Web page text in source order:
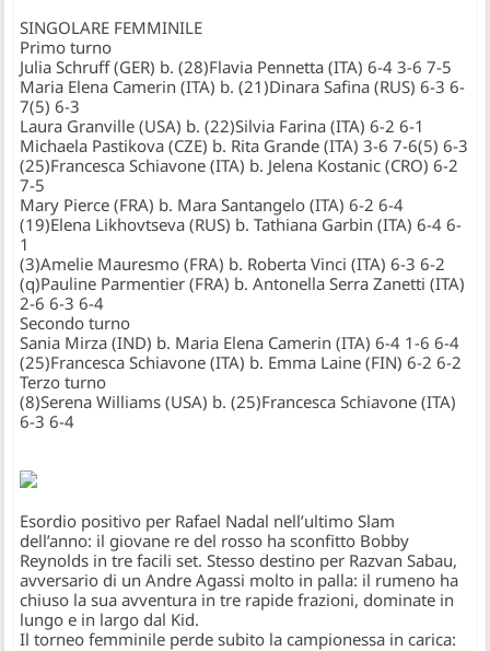
SINGOLARE FEMMINILE
Primo turno
Julia Schruff (GER) b. (28)Flavia Pennetta (ITA) 6-4 3-6 7-5
Maria Elena Camerin (ITA) b. (21)Dinara Safina (RUS) 6-3 6-
7(5) 6-3
Laura Granville (USA) b. (22)Silvia Farina (ITA) 6-2 6-1
Michaela Pastikova (CZE) b. Rita Grande (ITA) 3-6 7-6(5) 6-3
(25)Francesca Schiavone (ITA) b. Jelena Kostanic (CRO) 6-2
7-5
Mary Pierce (FRA) b. Mara Santangelo (ITA) 6-2 6-4
(19)Elena Likhovtseva (RUS) b. Tathiana Garbin (ITA) 6-4 6-
1
(3)Amelie Mauresmo (FRA) b. Roberta Vinci (ITA) 6-3 6-2
(q)Pauline Parmentier (FRA) b. Antonella Serra Zanetti (ITA)
2-6 6-3 6-4
Secondo turno
Sania Mirza (IND) b. Maria Elena Camerin (ITA) 6-4 1-6 6-4
(25)Francesca Schiavone (ITA) b. Emma Laine (FIN) 6-2 6-2
Terzo turno
(8)Serena Williams (USA) b. (25)Francesca Schiavone (ITA)
6-3 6-4
Esordio positivo per Rafael Nadal nell’ultimo Slam
dell’anno: il giovane re del rosso ha sconfitto Bobby
Reynolds in tre facili set. Stesso destino per Razvan Sabau,
avversario di unAndre Agassi molto in palla: il rumeno ha
chiuso la sua avventura in tre rapide frazioni, dominate in
lungo e in largo dal Kid.
Il torneo femminile perde subito la campionessa in carica: